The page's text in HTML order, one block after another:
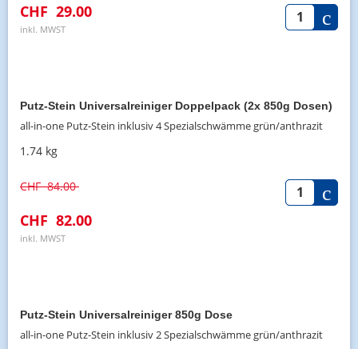
CHF 29.00
inkl. MWST
Putz-Stein Universalreiniger Doppelpack (2x 850g Dosen)
all-in-one Putz-Stein inklusiv 4 Spezialschwämme grün/anthrazit
1.74 kg
CHF 84.00
CHF 82.00
inkl. MWST
Putz-Stein Universalreiniger 850g Dose
all-in-one Putz-Stein inklusiv 2 Spezialschwämme grün/anthrazit